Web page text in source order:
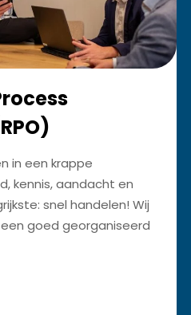
in een krappe
kennis, aandacht en
snel handelen! Wij
goed georganiseerd